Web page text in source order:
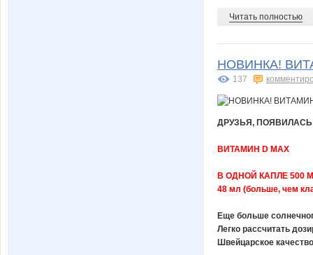
Читать полностью
НОВИНКА!
137
ДРУЗЬЯ,
ВИТАМИН D MAX
В ОДНОЙ КАПЛЕ 500
48 мл (больше, чем
Еще больше
Легко рассчитать
Швейцарское качество